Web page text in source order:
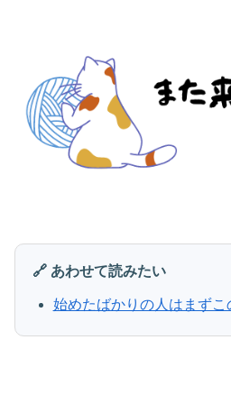
🔗 あわせて読みたい
始めたばかりの人はまずこ